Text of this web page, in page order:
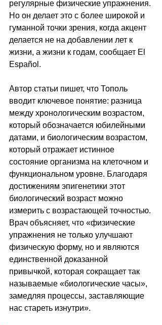
регулярные физические упражнения.
Но он делает это с более широкой и
гуманной точки зрения, когда акцент
делается не на добавлении лет к
жизни, а жизни к годам, сообщает El
Español.
Автор статьи пишет, что Тополь
вводит ключевое понятие: разница
между хронологическим возрастом,
который обозначается юбилейными
датами, и биологическим возрастом,
который отражает истинное
состояние организма на клеточном и
функциональном уровне. Благодаря
достижениям эпигенетики этот
биологический возраст можно
измерить с возрастающей точностью.
Врач объясняет, что «физические
упражнения не только улучшают
физическую форму, но и являются
единственной доказанной
привычкой, которая сокращает так
называемые «биологические часы»,
замедляя процессы, заставляющие
нас стареть изнутри».